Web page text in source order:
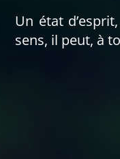
Un état
sens, il peut, à